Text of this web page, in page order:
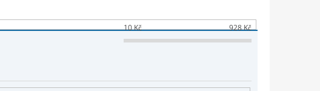
10Kč 928Kč